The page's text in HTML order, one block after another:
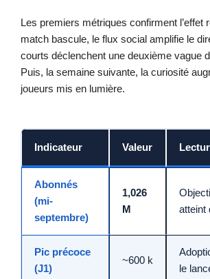
Les premiers métriques confirment l’effet
match bascule, le flux social amplifie le
courts déclenchent une deuxième vague
Puis, la semaine suivante, la curiosité
joueurs mis en lumière.
Indicateur Valeur
Abonnés
(mi-
septembre)
1,026
M
atteint
Pic précoce
(J1)
~600 k
le